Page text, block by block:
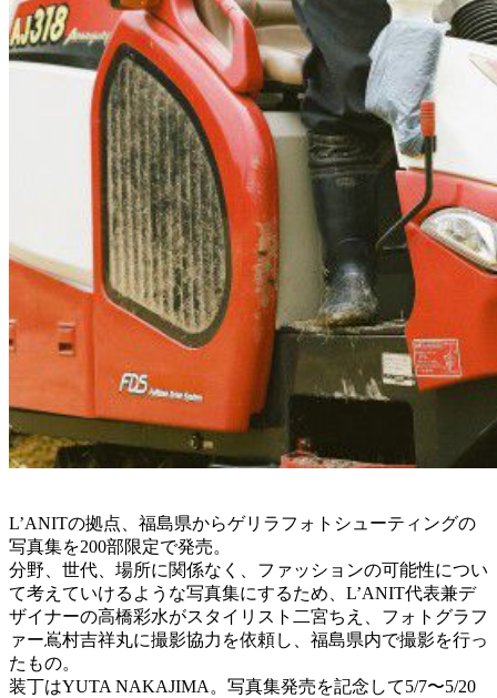
L’ANITの拠点、福島県からゲリラフォトシューティングの
写真集を200部限定で発売。
分野、世代、場所に関係なく、ファッションの可能性につい
て考えていけるような写真集にするため、L’ANIT代表兼デ
ザイナーの高橋彩水がスタイリスト二宮ちえ、フォトグラフ
ァー嶌村吉祥丸に撮影協力を依頼し、福島県内で撮影を行っ
たもの。
装丁はYUTA NAKAJIMA。写真集発売を記念して5/7〜5/20